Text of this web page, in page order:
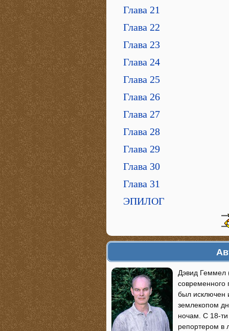
Глава 21
Глава 22
Глава 23
Глава 24
Глава 25
Глава 26
Глава 27
Глава 28
Глава 29
Глава 30
Глава 31
ЭПИЛОГ
Дэвид Геммел
современного
был исключен
землекопом
ночам. С 18-ти
репортером в